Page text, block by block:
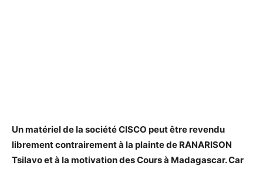
Un matériel de la société CISCO peut être revendu
librement contrairement à la plainte de RANARISON
Tsilavo et à la motivation des Cours à Madagascar. Car